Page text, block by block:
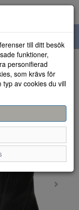
till ditt besök
funktioner,
personifierad
som krävs för
typ av cookies du vill